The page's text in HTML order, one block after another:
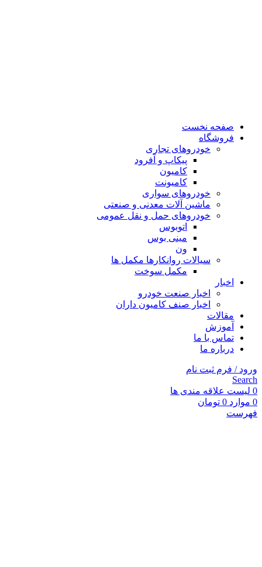
صفحه نخست
فروشگاه
خودروهای تجاری
پیکاپ و آفرود
کامیون
کامیونت
خودروهای سواری
ماشین آلات معدنی و صنعتی
خودروهای حمل و نقل عمومی
اتوبوس
مینی بوس
ون
سیالات روانکارها مکمل ها
مکمل سوخت
اخبار
اخبار صنعت خودرو
اخبار صنف کامیون داران
مقالات
آموزش
تماس با ما
درباره ما
ورود / فرم ثبت نام
Search
0 لیست علاقه مندی ها
0 موارد 0 تومان
فهرست